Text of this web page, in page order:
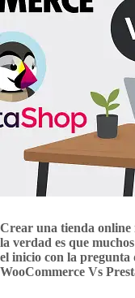
Crear una tienda online
la verdad es que
el inicio con la pregunta
WooCommerce Vs